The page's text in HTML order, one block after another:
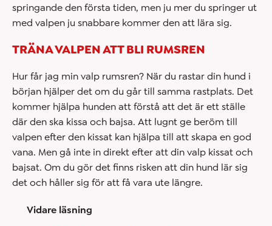
springande den första tiden, men ju mer du springer ut
med valpen ju snabbare kommer den att lära sig.
TRÄNA VALPEN ATT BLI RUMSREN
Hur får jag min valp rumsren? När du rastar din hund i
början hjälper det om du går till samma rastplats. Det
kommer hjälpa hunden att förstå att det är ett ställe
där den ska kissa och bajsa. Att lugnt ge beröm till
valpen efter den kissat kan hjälpa till att skapa en god
vana. Men gå inte in direkt efter att din valp kissat och
bajsat. Om du gör det finns risken att din hund lär sig
det och håller sig för att få vara ute längre.
Vidare läsning